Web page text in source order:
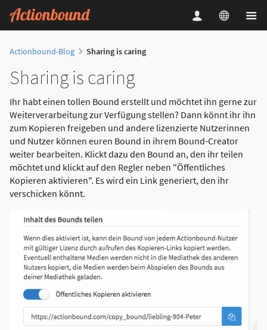
Actionbound-Blog Sharing is caring
Sharing is caring
Ihr habt einen tollen Bound erstellt und möchtet ihn gerne zur
Weiterverarbeitung zur Verfügung stellen? Dann könnt ihr ihn
zum Kopieren freigeben und andere lizenzierte Nutzerinnen
und Nutzer können euren Bound in ihrem Bound-Creator
weiter bearbeiten. Klickt dazu den Bound an, den ihr teilen
möchtet und klickt auf den Regler neben "Öffentliches
Kopieren aktivieren". Es wird ein Link generiert, den ihr
verschicken könnt.